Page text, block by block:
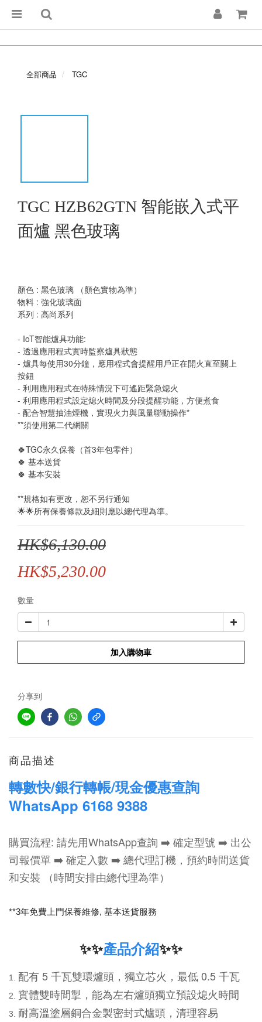
全部商品 TGC
TGC HZB62GTN 智能嵌入式平
面爐 黑色玻璃
顏色 : 黑色玻璃 （顏色實物為準）
物料 : 強化玻璃面
系列 : 高尚系列
- IoT智能爐具功能:
- 透過應用程式實時監察爐具狀態
- 爐具每使用30分鐘，應用程式會提醒用戶正在開火直至關上
按鈕
- 利用應用程式在特殊情況下可遙距緊急熄火
- 利用應用程式設定熄火時間及分段提醒功能，方便煮食
- 配合智慧抽油煙機，實現火力與風量聯動操作*
**須使用第二代網關
🍀TGC永久保養（首3年包零件）
🍀 基本送貨
🍀 基本安裝
**規格如有更改，恕不另行通知
🌟🌟所有保養條款及細則應以總代理為準。
HK$6,130.00
HK$5,230.00
數量
加入購物車
分享到
商品描述
轉數快/銀行轉帳/現金優惠查詢
WhatsApp 6168 9388
購買流程: 請先用WhatsApp查詢 ➡️ 確定型號 ➡️ 出公
司報價單 ➡️ 確定入數 ➡️ 總代理訂機，預約時間送貨
和安裝 （時間安排由總代理為準）
**3年免費上門保養維修, 基本送貨服務
✨✨產品介紹✨✨
配有 5 千瓦雙環爐頭，獨立芯火，最低 0.5 千瓦
實體雙時間掣，能為左右爐頭獨立預設熄火時間
耐高溫塗層銅合金製密封式爐頭，清理容易